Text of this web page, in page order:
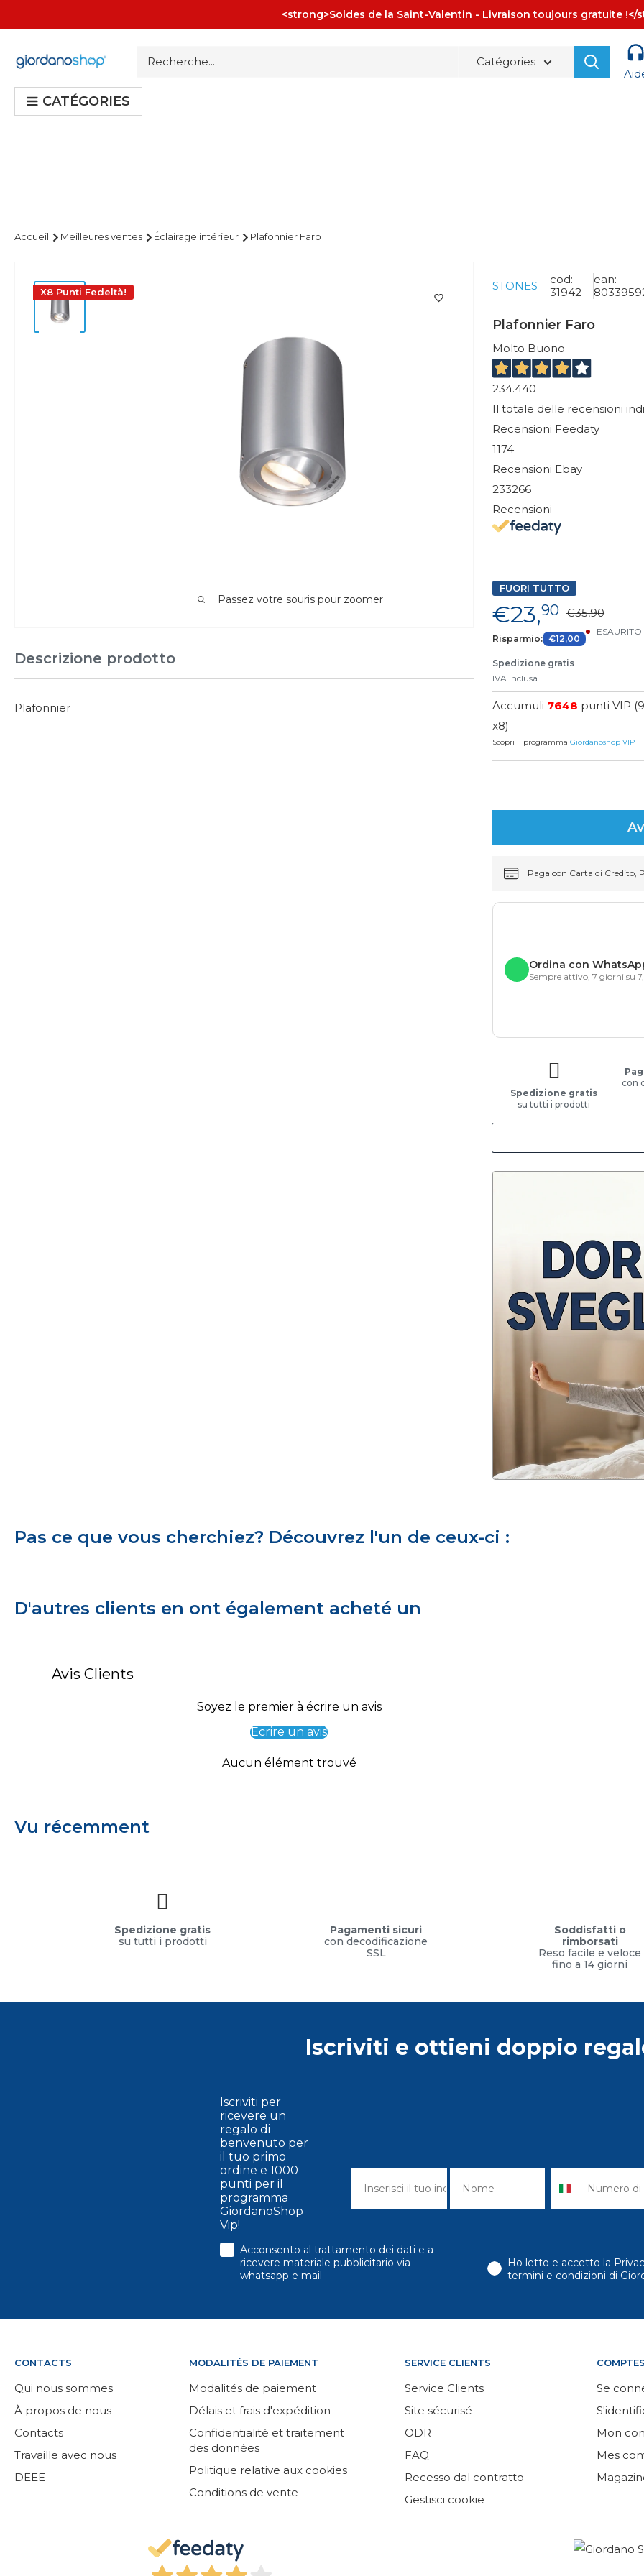
au
<strong>Soldes de la Saint-Valentin - Livraison toujours gratuite !</
Giordano
Catégories
CATÉGORIES
Accueil Meilleures ventes Éclairage intérieur Plafonnier Faro
X8 Punti Fedeltà!
Passez votre souris pour zoomer
Descrizione prodotto
Plafonnier
STONES
cod:
31942
ean:
Plafonnier Faro
Molto Buono
234.440
Il totale delle recensioni
Recensioni Feedaty
1174
Recensioni Ebay
233266
Recensioni
FUORI TUTTO
€23,90 €35,90
Risparmio: €12,00
ESAURITO
Spedizione gratis
IVA inclusa
Accumuli 7648 punti VIP
x8)
Scopri il programmaGiordanoshop VIP
Paga con Carta di Credito,
Ordina con
Sempre attivo, 7 giorni su
Spedizione gratis
su tutti i prodotti
con
Pas ce que vous cherchiez? Découvrez l'un de ceux-ci :
D'autres clients en ont également acheté un
Avis Clients
Soyez le premier à écrire un avis
Écrire un avis
Aucun élément trouvé
Vu récemment
Spedizione gratis
su tutti i prodotti
Pagamenti sicuri
con decodificazione
SSL
Soddisfatti o
rimborsati
Reso facile e veloce
fino a 14 giorni
Iscriviti e ottieni doppio
Iscriviti per
ricevere un
regalo di
benvenuto per
il tuo primo
ordine e 1000
punti per il
programma
GiordanoShop
Vip!
consenso
Acconsento al trattamento dei dati e a
ricevere materiale pubblicitario via
whatsapp e mail
Ho letto e accetto la
termini e condizioni di
CONTACTS
Qui nous sommes
À propos de nous
Contacts
Travaille avec nous
DEEE
MODALITÉS DE PAIEMENT
Modalités de paiement
Délais et frais d'expédition
Confidentialité et traitement
des données
Politique relative aux cookies
Conditions de vente
SERVICE CLIENTS
Service Clients
Site sécurisé
ODR
FAQ
Recesso dal contratto
Gestisci cookie
COMPTES
Se
Mon
Mes